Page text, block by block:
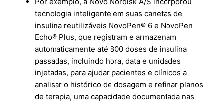
tecnologia inteligente em suas canetas de
insulina reutilizáveis NovoPen® 6 e NovoPen
Echo® Plus, que registram e armazenam
automaticamente até 800 doses de insulina
passadas, incluindo hora, data e unidades
injetadas, para ajudar pacientes e clínicos a
analisar o histórico de dosagem e refinar planos
de terapia, uma capacidade documentada nas